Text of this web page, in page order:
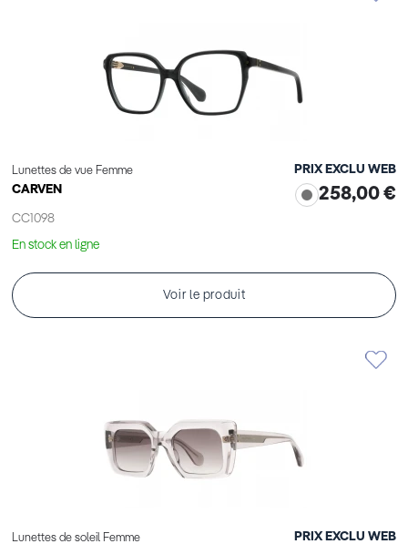
Lunettes de vue Femme
CARVEN
CC1098
PRIX EXCLU WEB
258,00 €
En stock en ligne
Voir le produit
Lunettes de soleil Femme PRIX EXCLU WEB